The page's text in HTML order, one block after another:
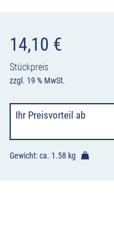
14,10 €
Stückpreis
zzgl. 19 % MwSt.
Ihr Preisvorteil ab
Gewicht: ca. 1.58 kg